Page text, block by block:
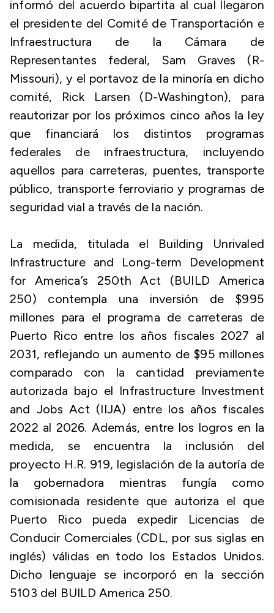
informó del acuerdo bipartita al cual llegaron
el presidente del Comité de Transportación e
Infraestructura de la Cámara de
Representantes federal, Sam Graves (R-
Missouri), y el portavoz de la minoría en dicho
comité, Rick Larsen (D-Washington), para
reautorizar por los próximos cinco años la ley
que financiará los distintos programas
federales de infraestructura, incluyendo
aquellos para carreteras, puentes, transporte
público, transporte ferroviario y programas de
seguridad vial a través de la nación.
La medida, titulada el Building Unrivaled
Infrastructure and Long-term Development
for America’s 250th Act (BUILD America
250) contempla una inversión de $995
millones para el programa de carreteras de
Puerto Rico entre los años fiscales 2027 al
2031, reflejando un aumento de $95 millones
comparado con la cantidad previamente
autorizada bajo el Infrastructure Investment
and Jobs Act (IIJA) entre los años fiscales
2022 al 2026. Además, entre los logros en la
medida, se encuentra la inclusión del
proyecto H.R. 919, legislación de la autoría de
la gobernadora mientras fungía como
comisionada residente que autoriza el que
Puerto Rico pueda expedir Licencias de
Conducir Comerciales (CDL, por sus siglas en
inglés) válidas en todo los Estados Unidos.
Dicho lenguaje se incorporó en la sección
5103 del BUILD America 250.